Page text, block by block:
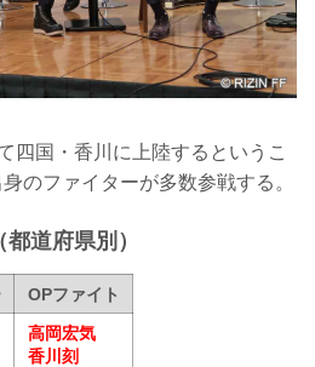
四国・香川に上陸するというこ
のファイターが多数参戦する。
道府県別）
OPファイト
高岡宏気
香川刻